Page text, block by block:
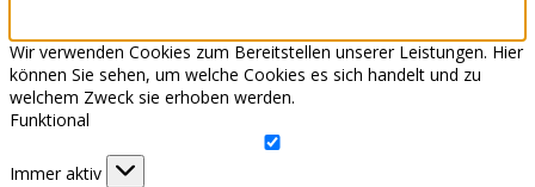
Wir verwenden Cookies zum Bereitstellen unserer Leistungen. Hier
können Sie sehen, um welche Cookies es sich handelt und zu
welchem Zweck sie erhoben werden.
Funktional
Funktional
Immer aktiv